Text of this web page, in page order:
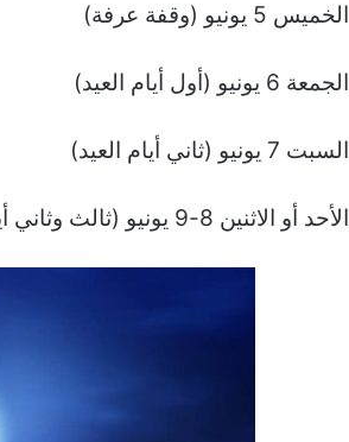
الخميس 5 يونيو (وقفة عرفة)
الجمعة 6 يونيو (أول أيام العيد)
السبت 7 يونيو (ثاني أيام العيد)
الأحد أو الاثنين 8-9 يونيو (ثالث وثاني أيام التشريق حسب تقويم العمل).